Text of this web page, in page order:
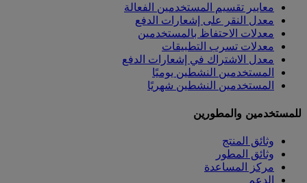
معايير تقسيم المستخدمين الفعالة
معدل النقر على إشعارات الدفع
معدلات الاحتفاظ بالمستخدمين
معدلات تسرب التطبيقات
معدل الاشتراك في إشعارات الدفع
المستخدمين النشطين يوميًا
المستخدمين النشطين شهريًا
للمستخدمين والمطورين
وثائق المنتج
وثائق المطور
مركز المساعدة
الدعم